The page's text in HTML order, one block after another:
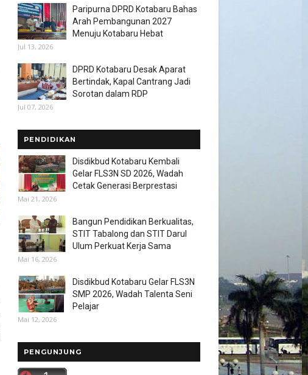
Paripurna DPRD Kotabaru Bahas
Arah Pembangunan 2027
Menuju Kotabaru Hebat
Jul 13, 2026
DPRD Kotabaru Desak Aparat
Bertindak, Kapal Cantrang Jadi
Sorotan dalam RDP
Jul 07, 2026
PENDIDIKAN
Disdikbud Kotabaru Kembali
Gelar FLS3N SD 2026, Wadah
Cetak Generasi Berprestasi
Mai 21, 2026
Bangun Pendidikan Berkualitas,
STIT Tabalong dan STIT Darul
Ulum Perkuat Kerja Sama
Mai 16, 2026
Disdikbud Kotabaru Gelar FLS3N
SMP 2026, Wadah Talenta Seni
Pelajar
Mai 12, 2026
PENGUNJUNG